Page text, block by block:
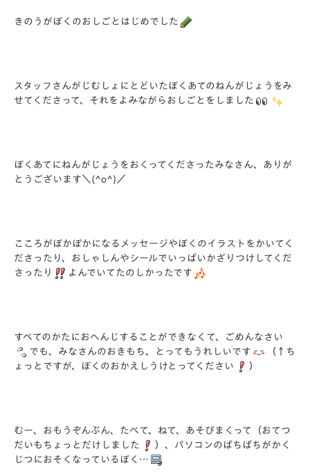
きのうがぼくのおしごとはじめでした
スタッフさんがじむしょにとどいたぼくあてのねんがじょうをみ
せてくださって、それをよみながらおしごとをしました
ぼくあてにねんがじょうをおくってくださったみなさん、ありが
とうございます＼(^o^)／
こころがぽかぽかになるメッセージやぼくのイラストをかいてく
ださったり、おしゃしんやシールでいっぱいかざりつけしてくだ
さったり
よんでいてたのしかったです
すべてのかたにおへんじすることができなくて、ごめんなさい
でも、みなさんのおきもち、とってもうれしいです
（↑ち
ょっとですが、ぼくのおかえしうけとってください
）
むー、おもうぞんぶん、たべて、ねて、あそびまくって（おてつ
だいもちょっとだけしました
）、パソコンのぱちぱちがかく
じつにおそくなっているぼく…